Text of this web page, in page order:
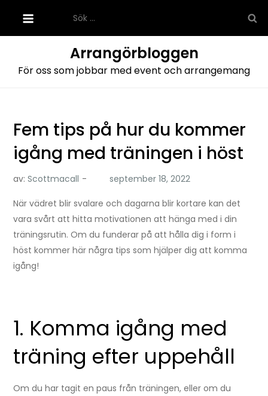
innehåll
efter:
Arrangörbloggen
För oss som jobbar med event och arrangemang
Fem tips på hur du kommer
igång med träningen i höst
av:Scottmacall
När vädret blir svalare och dagarna blir kortare kan det
vara svårt att hitta motivationen att hänga med i din
träningsrutin. Om du funderar på att hålla dig i form i
höst kommer här några tips som hjälper dig att komma
igång!
1. Komma igång med
träning efter uppehåll
Om du har tagit en paus från träningen, eller om du